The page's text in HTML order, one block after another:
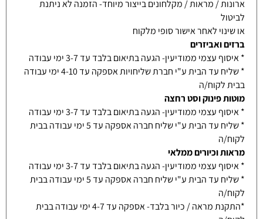
ארונות / מראות / מקלחונים בייצור מיוחד- הזמנה לא ניתנת
לביטול
או שינוי לאחר אישור סופי מלקוח
ברזים ואביזרים
* איסוף עצמי ממודיעין- הגעה בתיאום בלבד עד 3-7 ימי עבודה
* שליח עד הבית ע"י חברת שליחויות אספקה עד 4-10 ימי עבודה
בבית לקוח/ה
מוטות פינוק וסט רחצה
* איסוף עצמי ממודיעין- הגעה בתיאום בלבד עד 3-7 ימי עבודה
* שליח עד הבית ע"י שליח חברה אספקה עד 5 ימי עבודה בבית
לקוח/ה
מראות וכיורים ממלאי
* איסוף עצמי ממודיעין- הגעה בתיאום בלבד עד 3-7 ימי עבודה
* שליח עד הבית ע"י שליח חברה אספקה עד 5 ימי עבודה בבית
לקוח/ה
*התקנת מראה / כיור בלבד- אספקה עד 4-7 ימי עבודה בבית